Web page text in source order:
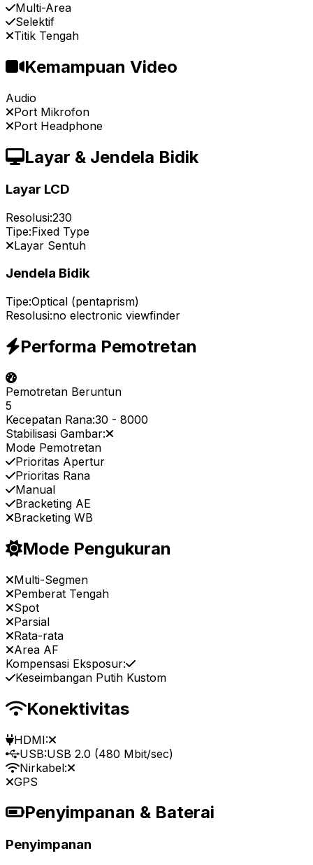
Multi-Area
Selektif
Titik Tengah
Kemampuan Video
Audio
Port Mikrofon
Port Headphone
Layar & Jendela Bidik
Layar LCD
Resolusi:230
Tipe:Fixed Type
Layar Sentuh
Jendela Bidik
Tipe:Optical (pentaprism)
Resolusi:no electronic viewfinder
Performa Pemotretan
Pemotretan Beruntun
5
Kecepatan Rana:30 - 8000
Stabilisasi Gambar:
Mode Pemotretan
Prioritas Apertur
Prioritas Rana
Manual
Bracketing AE
Bracketing WB
Mode Pengukuran
Multi-Segmen
Pemberat Tengah
Spot
Parsial
Rata-rata
Area AF
Kompensasi Eksposur:
Keseimbangan Putih Kustom
Konektivitas
HDMI:
USB:USB 2.0 (480 Mbit/sec)
Nirkabel:
GPS
Penyimpanan & Baterai
Penyimpanan